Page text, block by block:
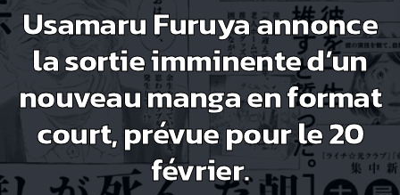
Usamaru Furuya annonce
la sortie imminente d’un
nouveau manga en format
court, prévue pour le 20
février.